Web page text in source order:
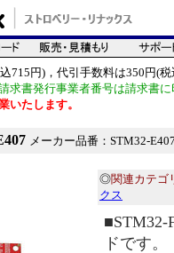
715円)，代引手数料は350円(税
求書発行事業者番号は請求書
いたします。
メーカー品番：STM32-
◎関連カテゴ
クス
■STM32-
ドです。